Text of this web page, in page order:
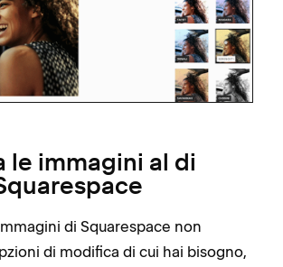
le immagini al di
di Squarespace non
di modifica di cui hai bisogno,